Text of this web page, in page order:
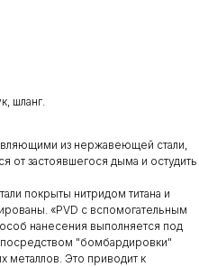
шланг.
из нержавеющей стали,
от застоявшегося дыма и остудить
покрыты нитридом титана и
«PVD с вспомогательным
нанесения выполняется под
"бомбардировки"
металлов. Это приводит к